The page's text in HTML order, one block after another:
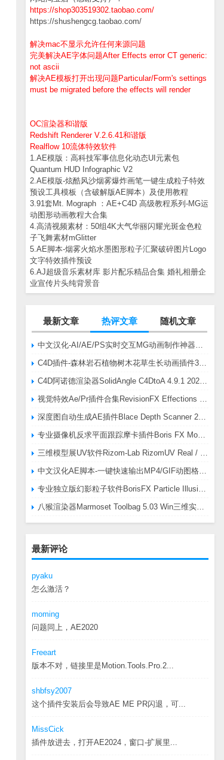
https://shop303519302.taobao.com/
https://shushengcg.taobao.com/
解决mac不显示允许任何来源问题
完美解决AE字体问题After Effects error CT generic:
not ascii
解决AE模板打开出现问题Particular/Form's settings
must be migrated before the effects will render
OC渲染器和谐版
Redshift Renderer V.2.6.41和谐版
Realflow 10流体特效软件
1.AE模版：高科技军事信息化动态UI元素包
Quantum HUD Infographic V2
2.AE模版-炫酷风沙烟雾爆炸画笔一键生成粒子特效
预设工具模板（含破解版AE脚本）及使用教程
3.91套Mt. Mograph ：AE+C4D 高级教程系列-MG运
动图形动画教程大合集
4.高清视频素材：50组4K大气华丽闪耀光斑金色粒
子飞舞素材mGlitter
5.AE脚本-烟雾火焰水墨图形粒子汇聚破碎图片Logo
文字特效插件预设
6.AJ超级音乐素材库 影片配乐精品合集 婚礼相册企
业宣传片头纯背景音
最新文章 热评文章 随机文章
最新评论
pyaku
怎么激活？
moming
问题同上，AE2020
Freeart
版本不对，链接里是Motion.Tools.Pro.2...
shbfsy2007
这个插件安装后会导致AE ME PR闪退，可...
MissCick
插件放进去，打开AE2024，窗口-扩展里...